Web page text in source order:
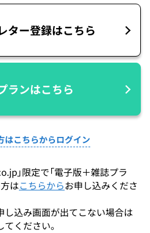
ター登録はこちら
ランはこちら
はこちらからログイン
」限定で「電子版＋雑誌プラ
はこちらからお申し込みくださ
込み画面が出てこない場合は
ください。